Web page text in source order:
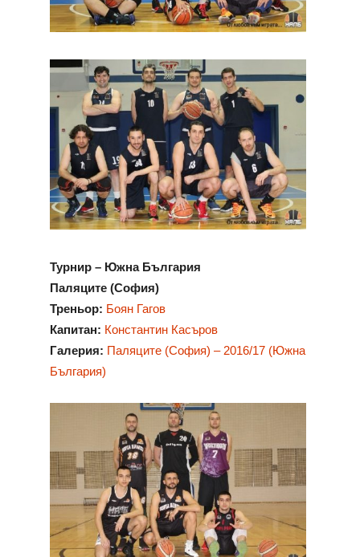
Турнир – Южна България
Паляците (София)
Треньор: Боян Гагов
Капитан: Константин Касъров
Галерия: Паляците (София) – 2016/17 (Южна
България)